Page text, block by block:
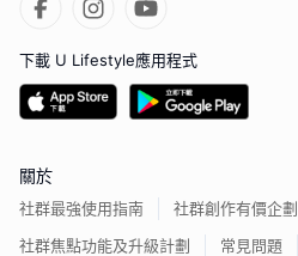
下載 U Lifestyle應用程式
關於
社群最強使用指南
社群創作有價企劃
社群焦點功能及升級計劃
常見問題